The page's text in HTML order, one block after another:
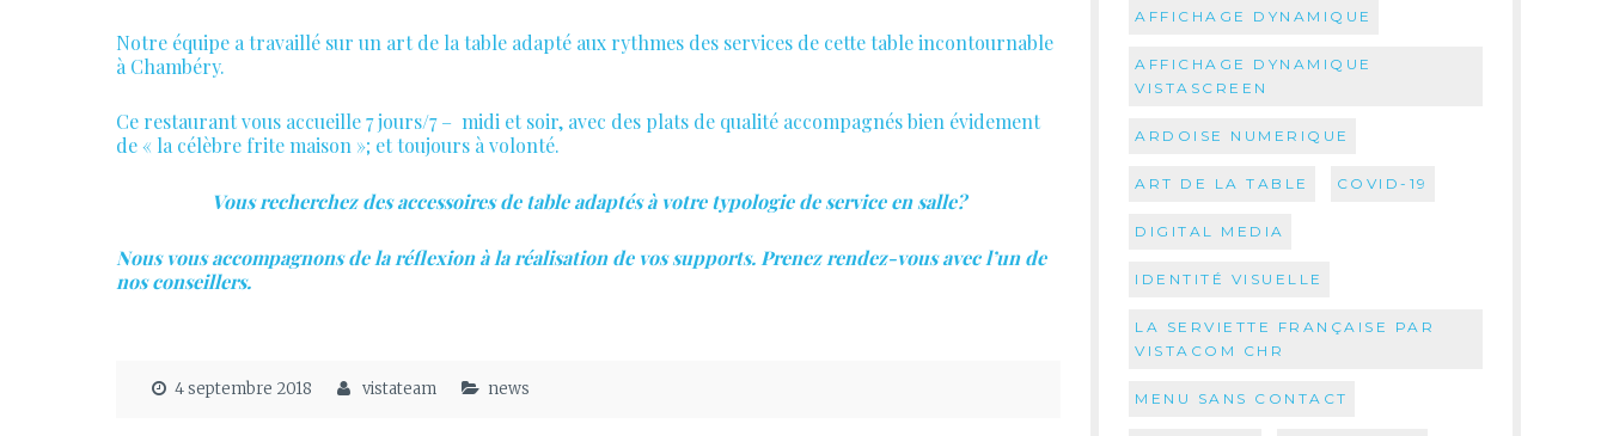
Notre équipe a travaillé sur un art de la table adapté aux rythmes des services de cette table incontournable
à Chambéry.
Ce restaurant vous accueille 7 jours/7 – midi et soir, avec des plats de qualité accompagnés bien évidement
de « la célèbre frite maison »; et toujours à volonté.
Vous recherchez des accessoires de table adaptés à votre typologie de service en salle?
Nous vous accompagnons de la réflexion à la réalisation de vos supports. Prenez rendez-vous avec l’un de
nos conseillers.
4 septembre 2018 vistateam news
AFFICHAGE DYNAMIQUE
AFFICHAGE DYNAMIQUE
VISTASCREEN
ARDOISE NUMERIQUE
ART DE LA TABLE COVID-19
DIGITAL MEDIA
IDENTITÉ VISUELLE
LA SERVIETTE FRANÇAISE PAR
VISTACOM CHR
MENU SANS CONTACT